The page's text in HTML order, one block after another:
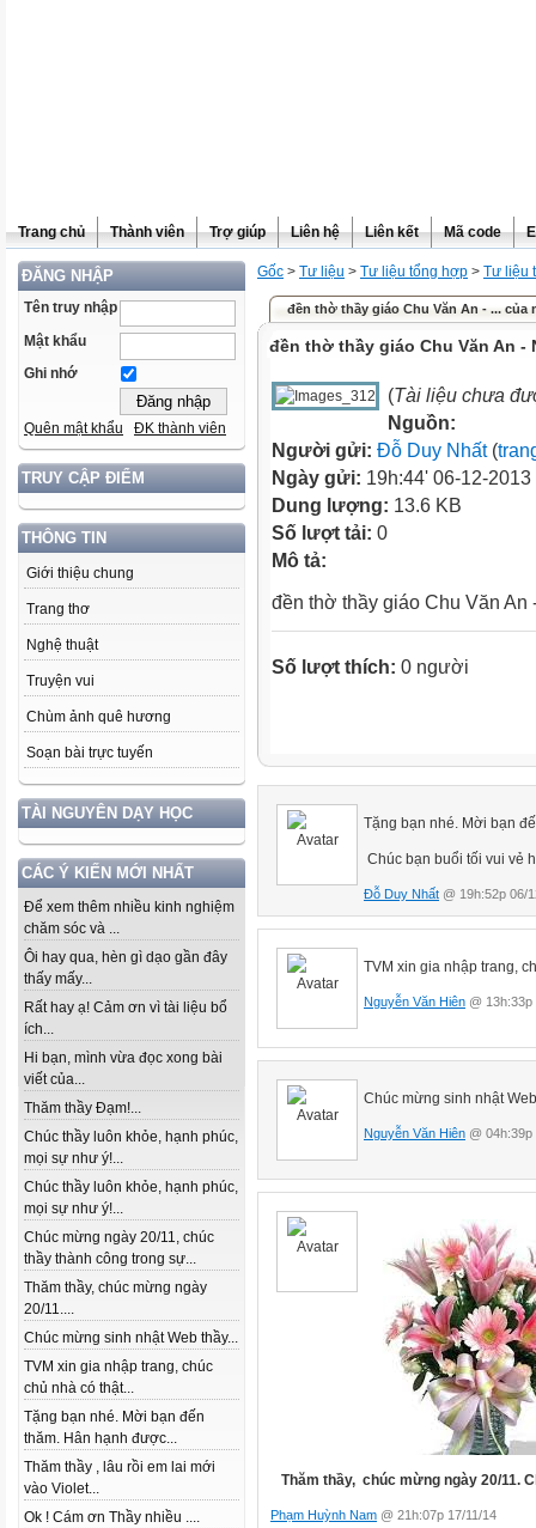
Trang chủ Thành viên Trợ giúp Liên hệ Liên kết Mã code
ĐĂNG NHẬP
Tên truy nhập
Mật khẩu
Ghi nhớ
Quên mật khẩu ĐK thành viên
TRUY CẬP ĐIỂM
THÔNG TIN
Giới thiệu chung
Trang thơ
Nghệ thuật
Truyện vui
Chùm ảnh quê hương
Soạn bài trực tuyến
TÀI NGUYÊN DẠY HỌC
CÁC Ý KIẾN MỚI NHẤT
Để xem thêm nhiều kinh nghiệm
chăm sóc và ...
Ôi hay qua, hèn gì dạo gần đây
thấy mấy...
Rất hay ạ! Cảm ơn vì tài liệu bổ
ích...
Hi bạn, mình vừa đọc xong bài
viết của...
Thăm thầy Đạm!...
Chúc thầy luôn khỏe, hạnh phúc,
mọi sự như ý!...
Chúc thầy luôn khỏe, hạnh phúc,
mọi sự như ý!...
Chúc mừng ngày 20/11, chúc
thầy thành công trong sự...
Thăm thầy, chúc mừng ngày
20/11....
Chúc mừng sinh nhật Web thầy...
TVM xin gia nhập trang, chúc
chủ nhà có thật...
Tặng bạn nhé. Mời bạn đến
thăm. Hân hạnh được...
Thăm thầy , lâu rồi em lai mới
vào Violet...
Ok ! Cám ơn Thầy nhiều ....
Gốc > Tư liệu > Tư liệu tổng hợp > Tư liệu
đền thờ thầy giáo Chu Văn An - ... của
đền thờ thầy giáo Chu Văn An
(Tài liệu chưa
Nguồn:
Người gửi: Đỗ Duy Nhất(
Ngày gửi: 19h:44' 06-12-2013
Dung lượng: 13.6 KB
Số lượt tải: 0
Mô tả:
đền thờ thầy giáo Chu Văn
Số lượt thích: 0 người
Tặng bạn nhé. Mời bạn
Chúc bạn buổi tối vui vẻ
Đỗ Duy Nhất @ 19h:52p 06/
TVM xin gia nhập trang,
Nguyễn Văn Hiên @ 13h:33p
Chúc mừng sinh nhật
Nguyễn Văn Hiên @ 04h:39p
Thăm thầy, chúc mừng ngày 20/11.
Phạm Huỳnh Nam @ 21h:07p 17/11/14